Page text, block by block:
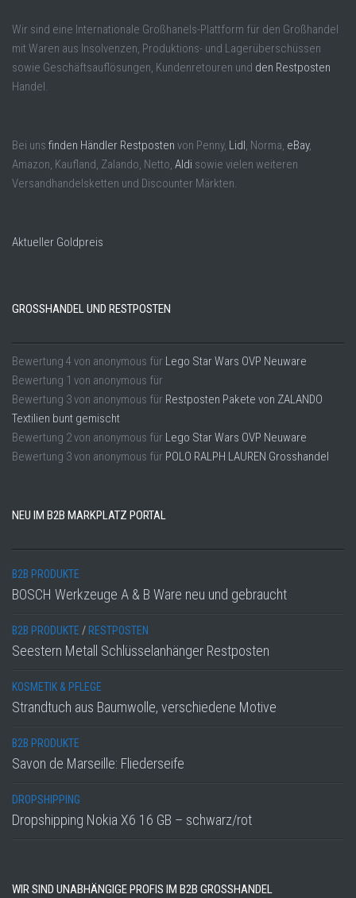
Wir sind eine Internationale Großhanels-Plattform für den Großhandel
mit Waren aus Insolvenzen, Produktions- und Lagerüberschüssen
sowie Geschäftsauflösungen, Kundenretouren und den Restposten
Handel.
Bei uns finden Händler Restposten von Penny, Lidl , Norma, eBay,
Amazon, Kaufland, Zalando, Netto, Aldi sowie vielen weiteren
Versandhandelsketten und Discounter Märkten.
Aktueller Goldpreis
GROSSHANDEL UND RESTPOSTEN
Bewertung 4 von anonymous für Lego Star Wars OVP Neuware
Bewertung 1 von anonymous für
Bewertung 3von anonymous für Restposten Pakete von ZALANDO
Textilien bunt gemischt
Bewertung 2von anonymous für Lego Star Wars OVP Neuware
Bewertung 3von anonymous für POLO RALPH LAUREN Grosshandel
NEU IM B2B MARKPLATZ PORTAL
B2B PRODUKTE
BOSCH Werkzeuge A & B Ware neu und gebraucht
B2B PRODUKTE / RESTPOSTEN
Seestern Metall Schlüsselanhänger Restposten
KOSMETIK & PFLEGE
Strandtuch aus Baumwolle, verschiedene Motive
B2B PRODUKTE
Savon de Marseille: Fliederseife
DROPSHIPPING
Dropshipping Nokia X6 16 GB – schwarz/rot
WIR SIND UNABHÄNGIGE PROFIS IM B2B GROSSHANDEL